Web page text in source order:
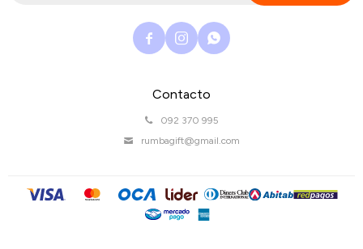
Contacto
092 370 995
rumbagift@gmail.com
  